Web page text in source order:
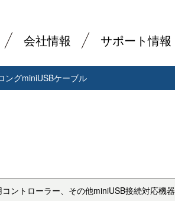
会社情報 サポート情報
ングminiUSBケーブル
コントローラー、その他miniUSB接続対応機器